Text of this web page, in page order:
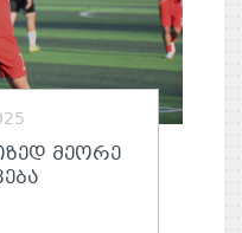
ᲛᲔᲝᲠᲔ